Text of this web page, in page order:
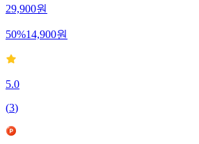
29,900원
50%14,900원
5.0
(3)